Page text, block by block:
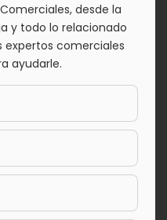
desde la
y todo lo relacionado
expertos comerciales
ayudarle.